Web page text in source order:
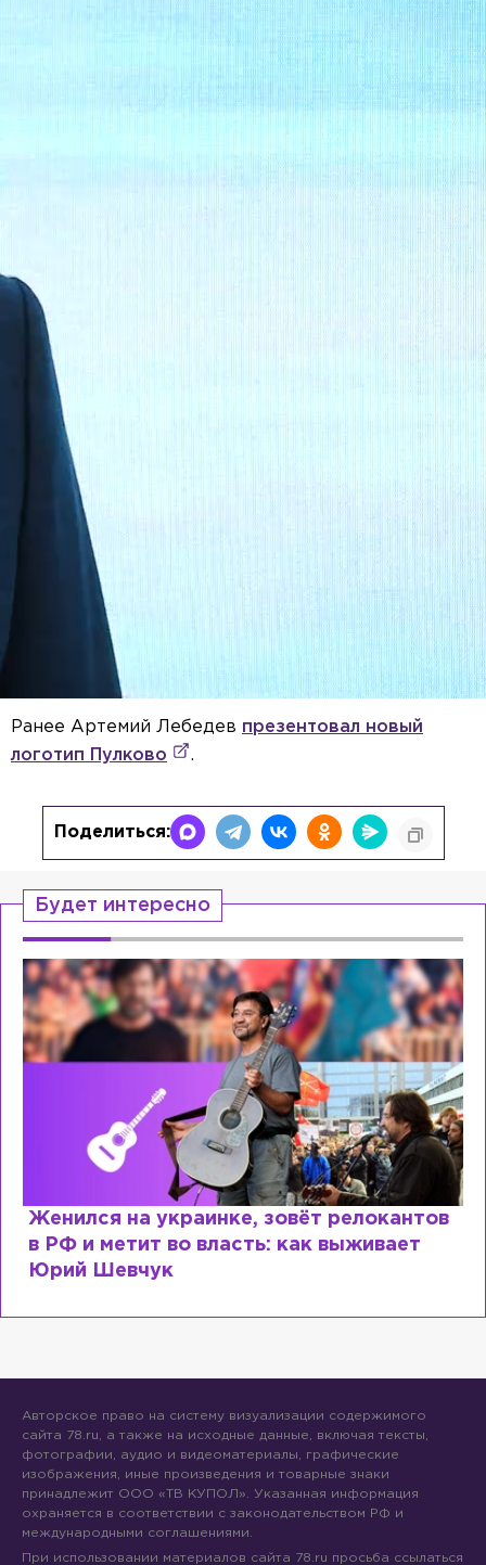
Ранее Артемий Лебедев презентовал новый
логотип Пулково
.
Поделиться:
Будет интересно
Косил от армии, продавал посты и
воровал гумпомощь: что о
рассказали «предатели»
Авторское право на систему визуализации содержимого
сайта 78.ru, а также на исходные данные, включая тексты,
фотографии, аудио и видеоматериалы, графические
изображения, иные произведения и товарные знаки
принадлежит ООО «ТВ КУПОЛ». Указанная информация
охраняется в соответствии с законодательством РФ и
международными соглашениями.
При использовании материалов сайта 78.ru просьба ссылаться